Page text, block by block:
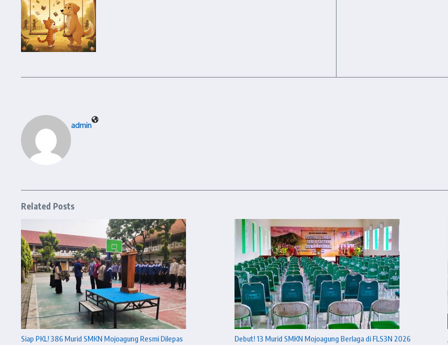
admin
Related Posts
Siap PKL! 386 Murid SMKN Mojoagung Resmi Dilepas Debut! 13 Murid SMKN Mojoagung Berlaga di FLS3N 2026